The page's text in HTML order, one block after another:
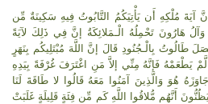
آيَةَ مُلْكِهِ أَن يَأْتِيَكُمُ التَّابُوتُ فِيهِ سَكِينَةٌ مِّن
هَارُونَ تَحْمِلُهُ الْـمَلائِكَةُ إنَّ فِي ذَلِكَ لآيَةً
مُّؤْمِنِينَ 248 فَلَمَّا فَصَلَ طَالُوتُ بِالْـجُنُودِ قَالَ إنَّ اللَّهَ مُبْتَلِيكُم بِنَهَرٍ
فَإنَّهُ مِنِّي إلاَّ مَنِ اغْتَرَفَ غُرْفَةً بِيَدِهِ
هُوَ وَالَّذِينَ آمَنُوا مَعَهُ قَالُوا لا طَاقَةَ لَنَا
أَنَّهُم مُّلاقُوا اللَّهِ كَم مِّن فِئَةٍ قَلِيلَةٍ غَلَبَتْ